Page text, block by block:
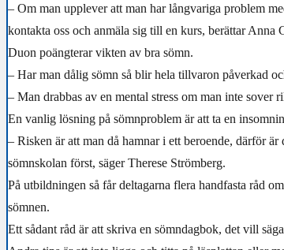
– Om man upplever att man har långvariga problem
kontakta oss och anmäla sig till en kurs, berättar Anna
Duon poängterar vikten av bra sömn.
– Har man dålig sömn så blir hela tillvaron påverkad
– Man drabbas av en mental stress om man inte sover
En vanlig lösning på sömnproblem är att ta en
– Risken är att man då hamnar i ett beroende, därför
sömnskolan först, säger Therese Strömberg.
På utbildningen så får deltagarna flera handfasta råd
sömnen.
Ett sådant råd är att skriva en sömndagbok, det vill